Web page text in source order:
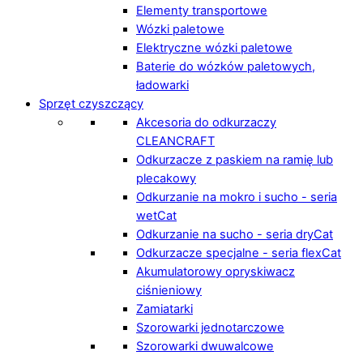
Elementy transportowe
Wózki paletowe
Elektryczne wózki paletowe
Baterie do wózków paletowych,
ładowarki
Sprzęt czyszczący
Akcesoria do odkurzaczy
CLEANCRAFT
Odkurzacze z paskiem na ramię lub
plecakowy
Odkurzanie na mokro i sucho - seria
wetCat
Odkurzanie na sucho - seria dryCat
Odkurzacze specjalne - seria flexCat
Akumulatorowy opryskiwacz
ciśnieniowy
Zamiatarki
Szorowarki jednotarczowe
Szorowarki dwuwalcowe